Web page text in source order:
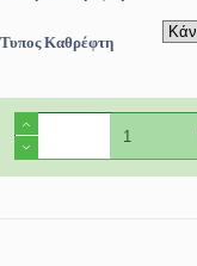
Τυπος Καθρέφτη
Κρύσταλλο
Καθρέφτη
BMW
SERIES